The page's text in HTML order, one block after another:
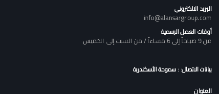
البريد الالكتروني
info@alansargroup.com
أوقات العمل الرسمية
من 9 صباحاً إلى 6 مساءاً / من السبت إلى الخميس
بيانات الاتصال: : سموحة الأسكندرية
العنوان